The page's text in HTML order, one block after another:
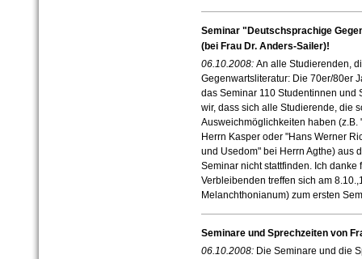
Seminar "Deutschsprachige
(bei Frau Dr. Anders-Sailer)!
06.10.2008: An alle Studierenden,
Gegenwartsliteratur: Die 70er/80er
das Seminar 110 Studentinnen
wir, dass sich alle Studierende, die
Ausweichmöglichkeiten haben
Herrn Kasper oder "Hans Werner
und Usedom" bei Herrn Agthe) aus
Seminar nicht stattfinden. Ich danke
Verbleibenden treffen sich am
Melanchthonianum) zum ersten
Seminare und Sprechzeiten von
06.10.2008: Die Seminare und die